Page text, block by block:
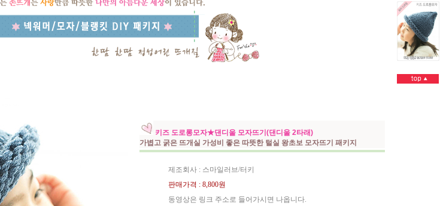
앤디목도리
프렌치넥워머뜨개질
키즈 도로롱모자★댄디울 모자뜨기(댄디울 2타래)
가볍고 굵은 뜨개실 가성비 좋은 따뜻한 털실 왕초보 모자뜨기 패키지
제조회사 : 스마일러브/터키
판매가격 : 8,800원
동영상은 링크 주소로 들어가시면 나옵니다.